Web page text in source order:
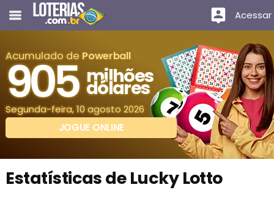
Acessar
Acumulado de Powerball
905 milhões
dólares
Segunda-feira, 10 agosto 2026
JOGUE ONLINE
Estatísticas de Lucky Lotto